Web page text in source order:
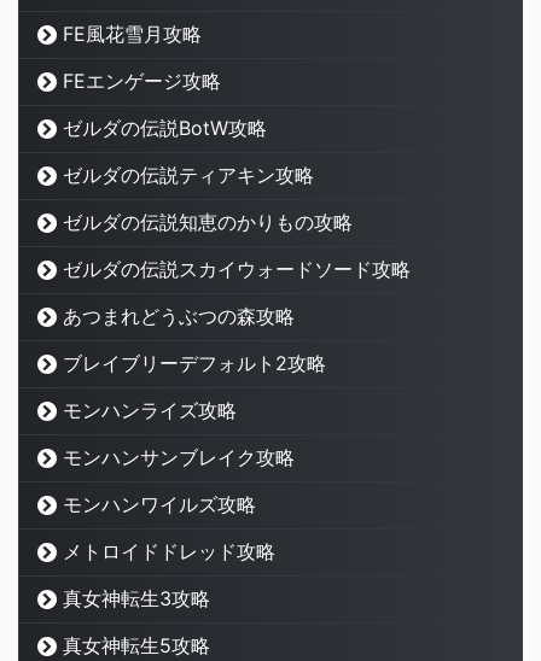
FE風花雪月攻略
FEエンゲージ攻略
ゼルダの伝説BotW攻略
ゼルダの伝説ティアキン攻略
ゼルダの伝説知恵のかりもの攻略
ゼルダの伝説スカイウォードソード攻略
あつまれどうぶつの森攻略
ブレイブリーデフォルト2攻略
モンハンライズ攻略
モンハンサンブレイク攻略
モンハンワイルズ攻略
メトロイドドレッド攻略
真女神転生3攻略
真女神転生5攻略